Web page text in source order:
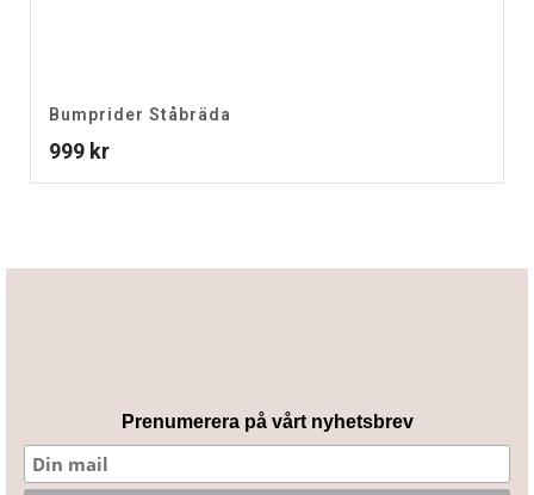
Bumprider Ståbräda
999 kr
Prenumerera på vårt nyhetsbrev